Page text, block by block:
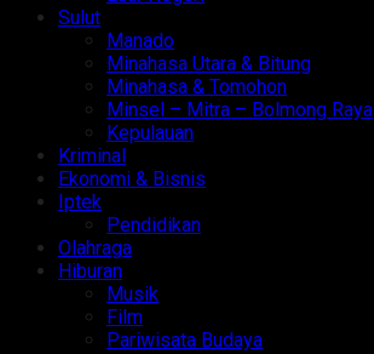
Sulut
Manado
Minahasa Utara & Bitung
Minahasa & Tomohon
Minsel – Mitra – Bolmong Raya
Kepulauan
Kriminal
Ekonomi & Bisnis
Iptek
Pendidikan
Olahraga
Hiburan
Musik
Film
Pariwisata Budaya